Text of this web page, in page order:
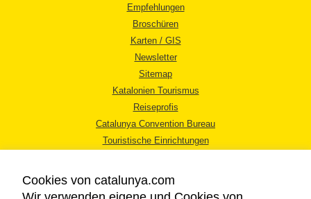
Empfehlungen
Broschüren
Karten / GIS
Newsletter
Sitemap
Katalonien Tourismus
Reiseprofis
Catalunya Convention Bureau
Touristische Einrichtungen
Cookies von catalunya.com